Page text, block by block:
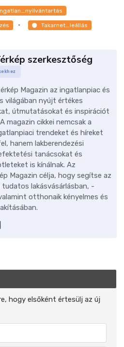
Takarnet_leállás
szerkesztőség
Magazin az ingatlanpiac és
világában nyújt értékes
útmutatásokat és inspirációt
magazin cikkei nemcsak a
trendeket és híreket
hanem lakberendezési
tanácsokat és
is kínálnak. Az
Magazin célja, hogy segítse az
lakásvásárlásban, -
otthonaik kényelmes és
hogy elsőként értesülj az új